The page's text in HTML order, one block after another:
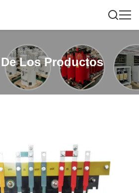
Los Productos